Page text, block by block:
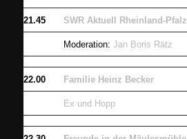
21.45 SWR Aktuell Rheinland-Pfalz
Moderation:Jan Boris Rätz
22.00 Familie Heinz Becker
Ex und Hopp